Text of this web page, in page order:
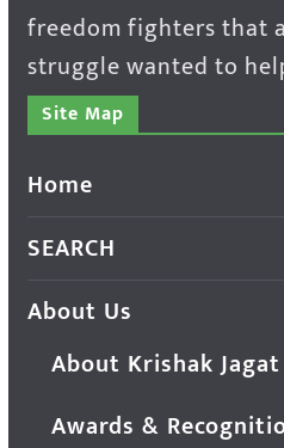
freedom fighters that
struggle wanted to
Site Map
Home
SEARCH
About Us
About Krishak Jagat
Awards &